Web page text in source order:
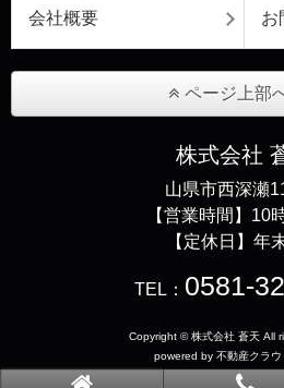
会社概要 お
ページ上部
株式会社
山県市西深瀬
【営業時間】10
【定休日】年
TEL： 0581-
Copyright © 株式会社 蒼天 All
powered by 不動産クラウ